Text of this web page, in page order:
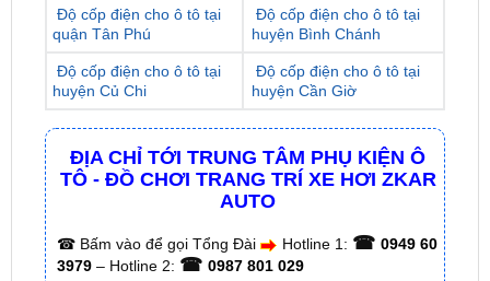
Độ cốp điện cho ô tô tại
huyện Củ Chi
Độ cốp điện cho ô tô tại
huyện Cần Giờ
ĐỊA CHỈ TỚI TRUNG TÂM PHỤ KIỆN Ô
TÔ - ĐỒ CHƠI TRANG TRÍ XE HƠI ZKAR
☎Bấm vào để gọi Tổng Đài Hotline 1:☎ 0949 60
0987 801 029
✅ Tới nâng cấp, lắp đặt tận nơi tại Tp.HCM và
các tỉnh lân cận